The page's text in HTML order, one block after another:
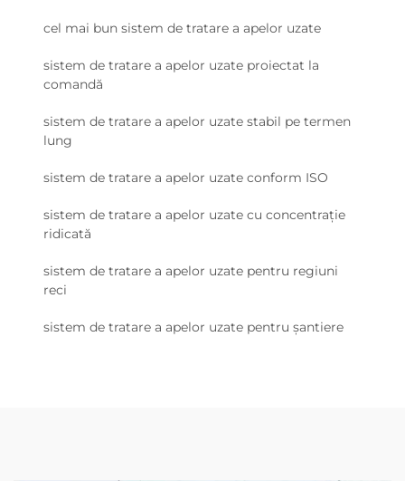
cel mai bun sistem de tratare a apelor uzate
sistem de tratare a apelor uzate proiectat la
comandă
sistem de tratare a apelor uzate stabil pe termen
lung
sistem de tratare a apelor uzate conform ISO
sistem de tratare a apelor uzate cu concentrație
ridicată
sistem de tratare a apelor uzate pentru regiuni
reci
sistem de tratare a apelor uzate pentru șantiere